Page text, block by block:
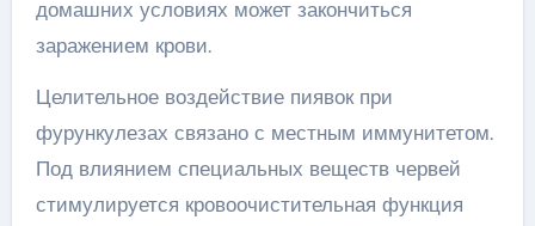
домашних условиях может закончиться
заражением крови.
Целительное воздействие пиявок при
фурункулезах связано с местным иммунитетом.
Под влиянием специальных веществ червей
стимулируется кровоочистительная функция